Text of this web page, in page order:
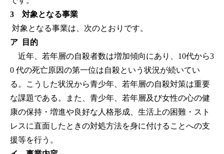
3 対象となる事業
対象となる事業は、次のとおりです。
ア 目的
近年、若年層の自殺者数は増加傾向にあり、10代から3
0 代の死亡原因の第一位は自殺という状況が続いてい
る。こうした状況から青少年、若年層の自殺対策は重要
な課題である。また、青少年、若年層及び女性の心の健
康の保持・増進や良好な人格形成、生活上の困難・スト
レスに直面したときの対処方法を身に付けることへの支
援等を行う。